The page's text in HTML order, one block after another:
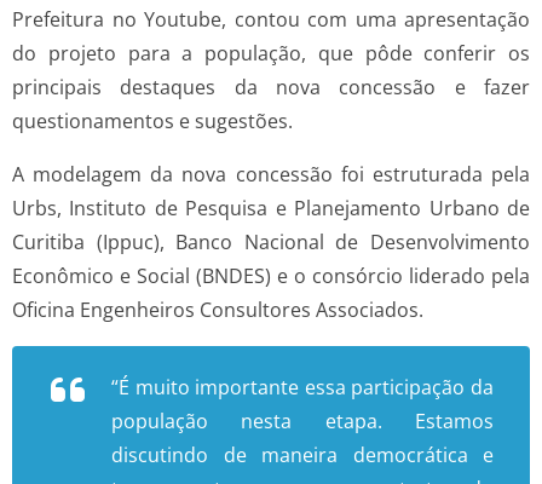
Prefeitura no Youtube, contou com uma apresentação
do projeto para a população, que pôde conferir os
principais destaques da nova concessão e fazer
questionamentos e sugestões.
A modelagem da nova concessão foi estruturada pela
Urbs, Instituto de Pesquisa e Planejamento Urbano de
Curitiba (Ippuc), Banco Nacional de Desenvolvimento
Econômico e Social (BNDES) e o consórcio liderado pela
Oficina Engenheiros Consultores Associados.
“É muito importante essa participação da
população nesta etapa. Estamos
discutindo de maneira democrática e